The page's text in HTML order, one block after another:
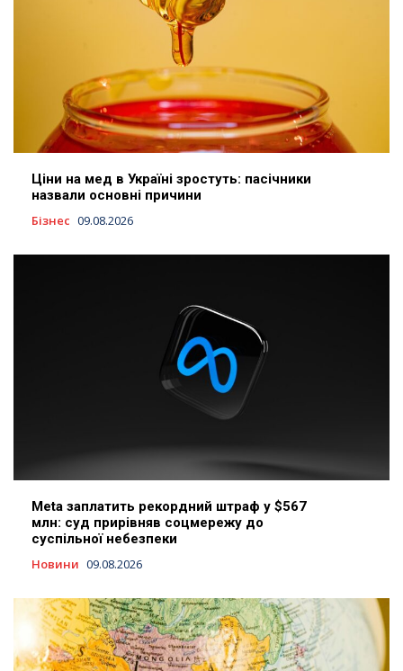
Ціни на мед в Україні зростуть: пасічники
назвали основні причини
Бізнес 09.08.2026
Meta заплатить рекордний штраф у $567
млн: суд прирівняв соцмережу до
суспільної небезпеки
Новини 09.08.2026